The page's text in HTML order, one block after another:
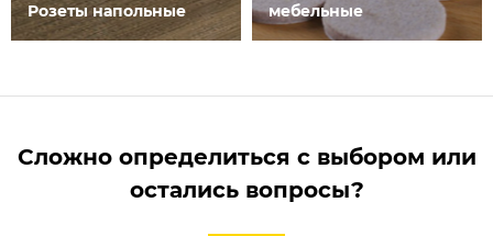
Розеты напольные
мебельные
Сложно определиться с выбором или
остались вопросы?